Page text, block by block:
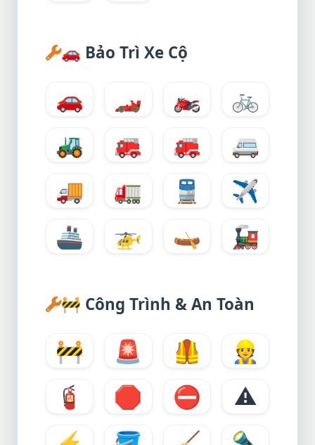
🚗 Bảo Trì Xe Cộ
🚗 🏎️ 🏍️
🚲
🚜
🚒 🚒
🚐
🚚
🚛 🚆
✈️
🚢
🚁 🛶 🚂
🚧 Công Trình & An Toàn
🚧 🚨 🦺
👷
🧯
🛑 ⛔
⚠️